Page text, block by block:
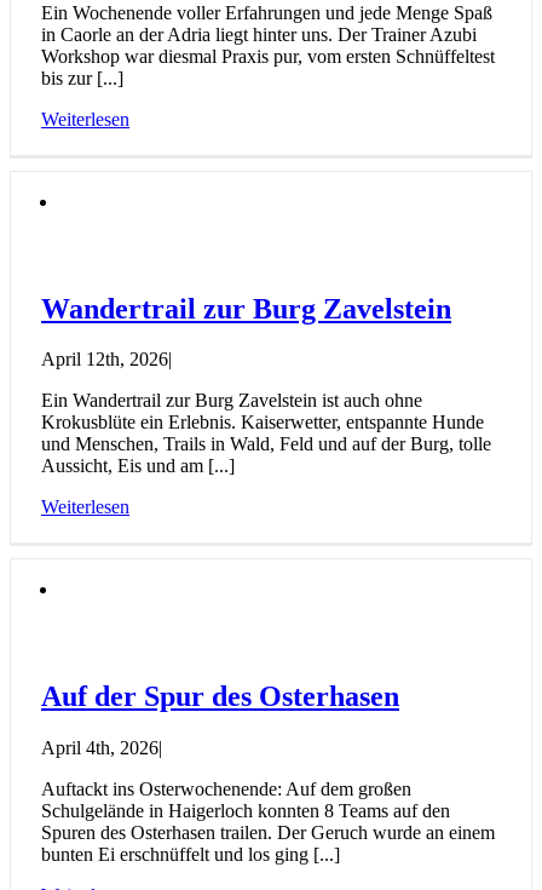
Ein Wochenende voller Erfahrungen und jede Menge Spaß
in Caorle an der Adria liegt hinter uns. Der Trainer Azubi
Workshop war diesmal Praxis pur, vom ersten Schnüffeltest
bis zur [...]
Weiterlesen
Wandertrail zur Burg Zavelstein
April 12th, 2026
Ein Wandertrail zur Burg Zavelstein ist auch ohne
Krokusblüte ein Erlebnis. Kaiserwetter, entspannte Hunde
und Menschen, Trails in Wald, Feld und auf der Burg, tolle
Aussicht, Eis und am [...]
Weiterlesen
Auf der Spur des Osterhasen
April 4th, 2026|
Auftackt ins Osterwochenende: Auf dem großen
Schulgelände in Haigerloch konnten 8 Teams auf den
Spuren des Osterhasen trailen. Der Geruch wurde an einem
bunten Ei erschnüffelt und los ging [...]